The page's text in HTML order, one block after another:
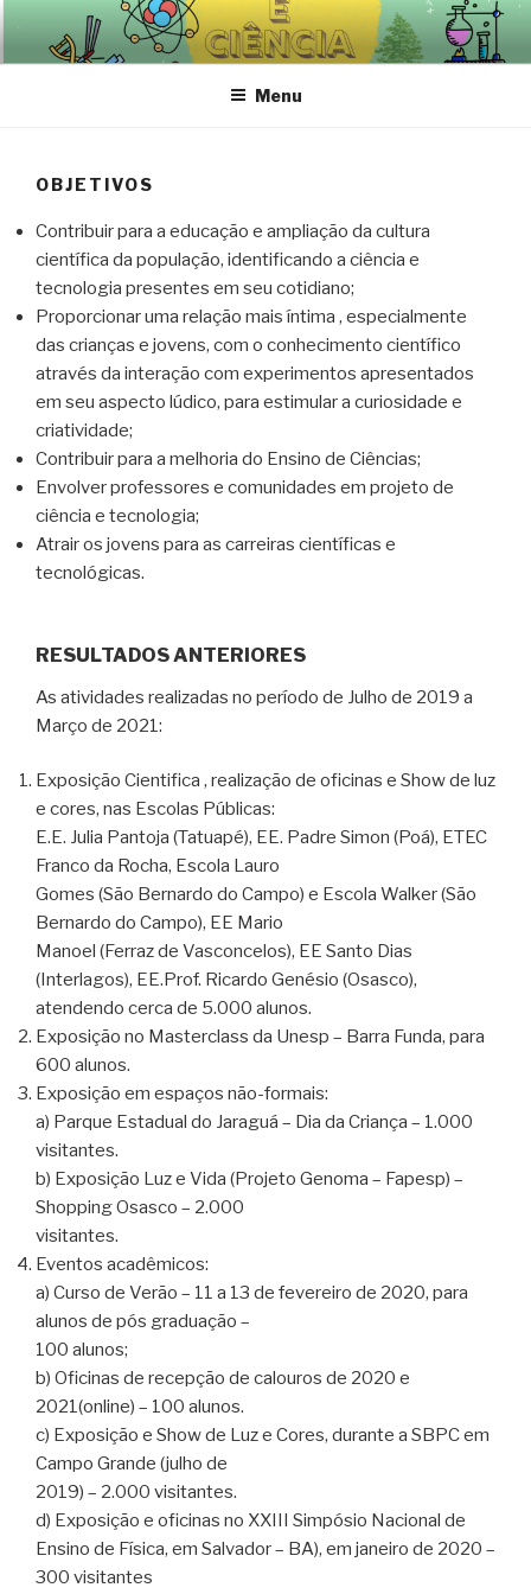
o
Menu
OBJETIVOS
Contribuir para a educação e ampliação da cultura
científica da população, identificando a ciência e
tecnologia presentes em seu cotidiano;
Proporcionar uma relação mais íntima , especialmente
das crianças e jovens, com o conhecimento científico
através da interação com experimentos apresentados
em seu aspecto lúdico, para estimular a curiosidade e
criatividade;
Contribuir para a melhoria do Ensino de Ciências;
Envolver professores e comunidades em projeto de
ciência e tecnologia;
Atrair os jovens para as carreiras científicas e
tecnológicas.
RESULTADOS ANTERIORES
As atividades realizadas no período de Julho de 2019 a
Março de 2021:
Exposição Cientifica , realização de oficinas e Show de luz
e cores, nas Escolas Públicas:
E.E. Julia Pantoja (Tatuapé), EE. Padre Simon (Poá), ETEC
Franco da Rocha, Escola Lauro
Gomes (São Bernardo do Campo) e Escola Walker (São
Bernardo do Campo), EE Mario
Manoel (Ferraz de Vasconcelos), EE Santo Dias
(Interlagos), EE.Prof. Ricardo Genésio (Osasco),
atendendo cerca de 5.000 alunos.
Exposição no Masterclass da Unesp – Barra Funda, para
600 alunos.
Exposição em espaços não-formais:
a) Parque Estadual do Jaraguá – Dia da Criança – 1.000
visitantes.
b) Exposição Luz e Vida (Projeto Genoma – Fapesp) –
Shopping Osasco – 2.000
visitantes.
Eventos acadêmicos:
a) Curso de Verão – 11 a 13 de fevereiro de 2020, para
alunos de pós graduação –
100 alunos;
b) Oficinas de recepção de calouros de 2020 e
2021(online) – 100 alunos.
c) Exposição e Show de Luz e Cores, durante a SBPC em
Campo Grande (julho de
2019) – 2.000 visitantes.
d) Exposição e oficinas no XXIII Simpósio Nacional de
Ensino de Física, em Salvador – BA), em janeiro de 2020 –
300 visitantes